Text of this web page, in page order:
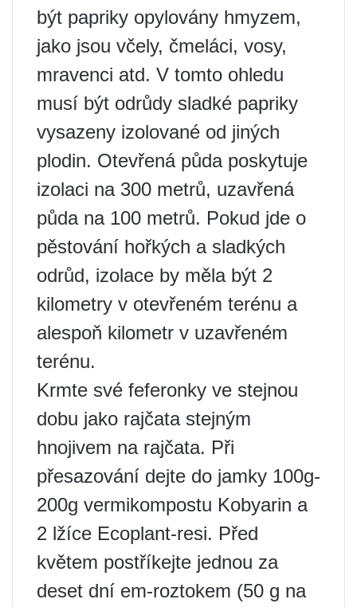
být papriky opylovány hmyzem,
jako jsou včely, čmeláci, vosy,
mravenci atd. V tomto ohledu
musí být odrůdy sladké papriky
vysazeny izolované od jiných
plodin. Otevřená půda poskytuje
izolaci na 300 metrů, uzavřená
půda na 100 metrů. Pokud jde o
pěstování hořkých a sladkých
odrůd, izolace by měla být 2
kilometry v otevřeném terénu a
alespoň kilometr v uzavřeném
terénu.
Krmte své feferonky ve stejnou
dobu jako rajčata stejným
hnojivem na rajčata. Při
přesazování dejte do jamky 100g-
200g vermikompostu Kobyarin a
2 lžíce Ecoplant-resi. Před
květem postříkejte jednou za
deset dní em-roztokem (50 g na